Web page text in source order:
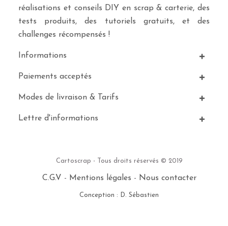
réalisations et conseils DIY en scrap & carterie, des
tests produits, des tutoriels gratuits, et des
challenges récompensés !
Informations
Paiements acceptés
Modes de livraison & Tarifs
Lettre d'informations
Cartoscrap - Tous droits réservés © 2019
C.G.V - Mentions légales - Nous contacter
Conception : D. Sébastien